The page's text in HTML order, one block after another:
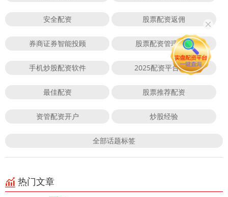
安全配资 股票配资返佣
券商证券智能投顾 股票配资管理软件
手机炒股配资软件 2025配资平台大会
最佳配资 股票推荐配资
资管配资开户 炒股经验
全部话题标签
热门文章